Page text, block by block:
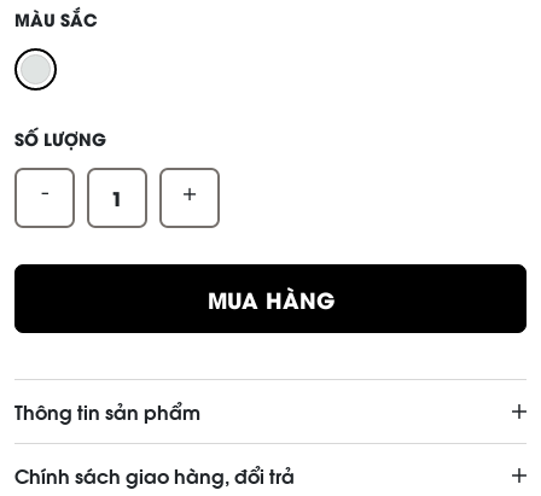
MÀU SẮC
SỐ LƯỢNG
- +
MUA HÀNG
Thông tin sản phẩm
Chính sách giao hàng, đổi trả